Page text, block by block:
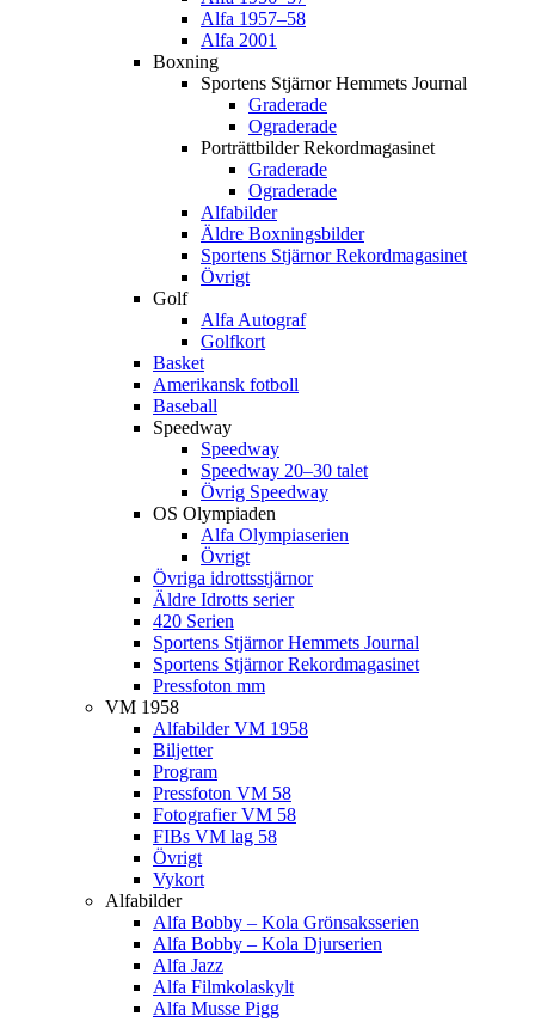
Alfa 1957–58
Alfa 2001
Boxning
Sportens Stjärnor Hemmets Journal
Graderade
Ograderade
Porträttbilder Rekordmagasinet
Graderade
Ograderade
Alfabilder
Äldre Boxningsbilder
Sportens Stjärnor Rekordmagasinet
Övrigt
Golf
Alfa Autograf
Golfkort
Basket
Amerikansk fotboll
Baseball
Speedway
Speedway
Speedway 20–30 talet
Övrig Speedway
OS Olympiaden
Alfa Olympiaserien
Övrigt
Övriga idrottsstjärnor
Äldre Idrotts serier
420 Serien
Sportens Stjärnor Hemmets Journal
Sportens Stjärnor Rekordmagasinet
Pressfoton mm
VM 1958
Alfabilder VM 1958
Biljetter
Program
Pressfoton VM 58
Fotografier VM 58
FIBs VM lag 58
Övrigt
Vykort
Alfabilder
Alfa Bobby – Kola Grönsaksserien
Alfa Bobby – Kola Djurserien
Alfa Jazz
Alfa Filmkolaskylt
Alfa Musse Pigg